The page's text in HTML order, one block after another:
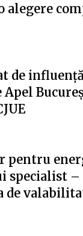
alegere
de
Apel
pentru
specialist –
de